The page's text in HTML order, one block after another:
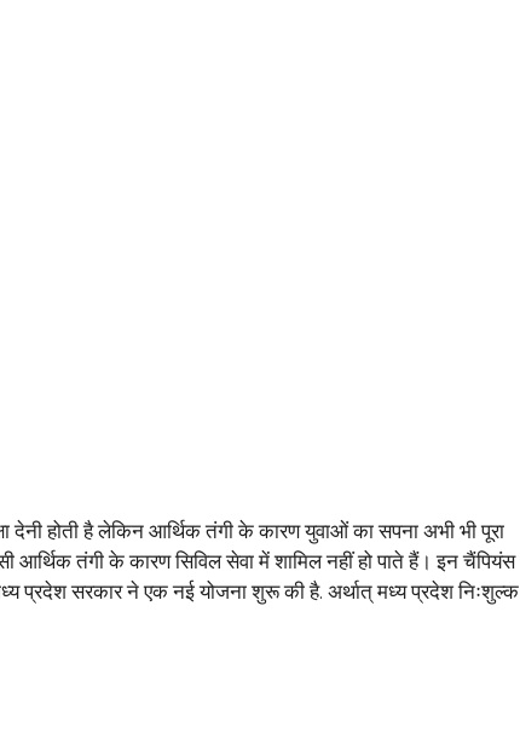
देनी होती है लेकिन आर्थिक तंगी के कारण युवाओं का सपना अभी भी पूरा
आर्थिक तंगी के कारण सिविल सेवा में शामिल नहीं हो पाते हैं। इन चैंपियंस
प्रदेश सरकार ने एक नई योजना शुरू की है. अर्थात् मध्य प्रदेश निःशुल्क